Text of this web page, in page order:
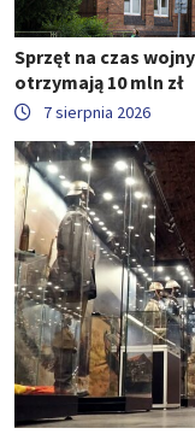
Sprzęt na czas
otrzymają 10 mln zł
7 sierpnia 2026